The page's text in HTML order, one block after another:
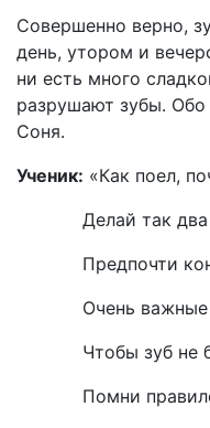
Совершенно верно,
день, утором и
ни есть много
разрушают зубы.
Соня.
Ученик: «Как поел,
Делай так два
Предпочти
Очень важные
Чтобы зуб не
Помни правило